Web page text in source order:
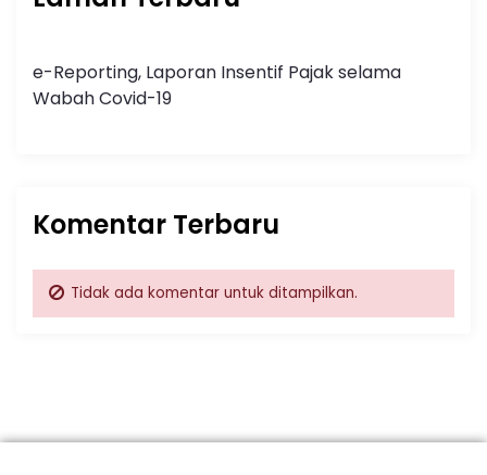
e-Reporting, Laporan Insentif Pajak selama
Wabah Covid-19
Komentar Terbaru
Tidak ada komentar untuk ditampilkan.